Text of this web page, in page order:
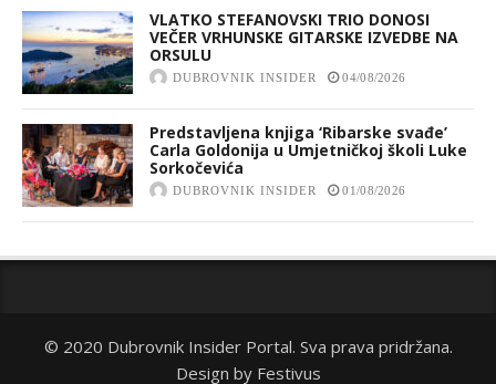
VLATKO STEFANOVSKI TRIO DONOSI
VEČER VRHUNSKE GITARSKE IZVEDBE NA
ORSULU
DUBROVNIK INSIDER 04/08/2026
Predstavljena knjiga ‘Ribarske svađe’
Carla Goldonija u Umjetničkoj školi Luke
Sorkočevića
DUBROVNIK INSIDER 01/08/2026
© 2020 Dubrovnik Insider Portal. Sva prava pridržana.
Design by Festivus